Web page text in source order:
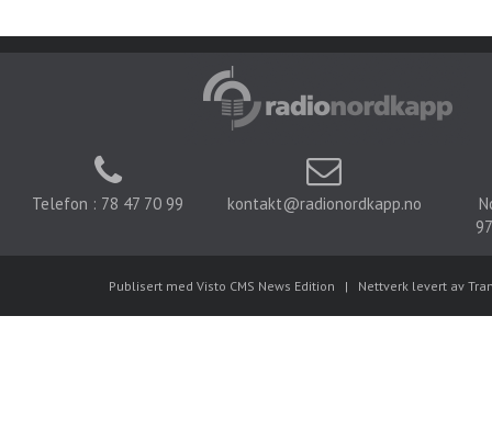
Telefon : 78 47 70 99 kontakt@radionordkapp.no
Publisert med Visto CMS News Edition | Nettverk levert av